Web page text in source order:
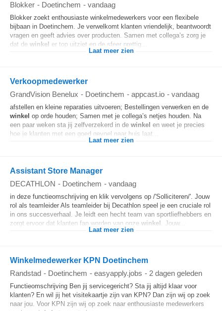
Blokker - Doetinchem - vandaag
Blokker zoekt enthousiaste winkelmedewerkers voor een flexibele
bijbaan in Doetinchem. Je verwelkomt klanten vriendelijk, beantwoordt
vragen en geeft advies over producten. Samen met collega’s zorg je
dat de winkel er top uitziet en de sfeer prettig...
Laat meer zien
Verkoopmedewerker
GrandVision Benelux - Doetinchem - appcast.io - vandaag
afstellen en kleine reparaties uitvoeren; Bestellingen verwerken en de
winkel op orde houden; Samen met je collega’s netjes houden. Na
een paar weken sta jij zelfverzekerd in de winkel en weet je precies
hoe je klanten met een goed gevoel naar huis laat...
Laat meer zien
Assistant Store Manager
DECATHLON - Doetinchem - vandaag
in deze functieomschrijving en klik vervolgens op /'Solliciteren/'. Jouw
rol als teamleider Als teamleider bij Decathlon speel je een cruciale rol
in ons succesverhaal. Je leidt een hecht team van sportliefhebbers en
zorgt ervoor dat klanten fan worden van onze winkel . Jouw...
Laat meer zien
Winkelmedewerker KPN Doetinchem
Randstad - Doetinchem - easyapply.jobs - 2 dagen geleden
Functieomschrijving Ben jij servicegericht? Sta jij altijd klaar voor
klanten? En wil jij het visitekaartje zijn van KPN? Dan zijn wij op zoek
naar jou. Voor KPN zijn wij op zoek naar enthousiaste medewerkers